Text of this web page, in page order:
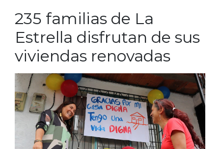
235 familias de La
Estrella disfrutan de sus
viviendas renovadas